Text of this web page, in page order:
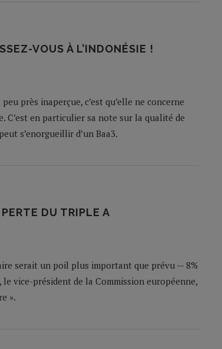
VOUS À L’INDONÉSIE !
près inaperçue, c’est qu’elle ne concerne
C’est en particulier sa note sur la qualité de
s’enorgueillir d’un Baa3.
DU TRIPLE A
serait un poil plus important que prévu — 8%
le vice-président de la Commission européenne,
».